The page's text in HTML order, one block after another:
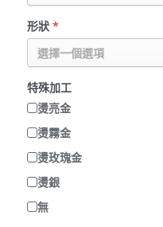
形狀*
選擇一個選項
特殊加工
燙亮金
燙霧金
燙玫瑰金
燙銀
無